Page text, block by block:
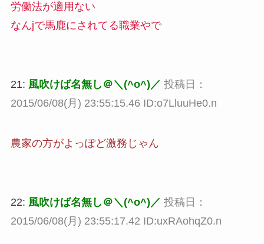
労働法が適用ない
なんjで馬鹿にされてる職業やで
21: 風吹けば名無し＠＼(^o^)／ 投稿日：
2015/06/08(月) 23:55:15.46 ID:o7LluuHe0.n
農家の方がよっぽど激務じゃん
22: 風吹けば名無し＠＼(^o^)／ 投稿日：
2015/06/08(月) 23:55:17.42 ID:uxRAohqZ0.n